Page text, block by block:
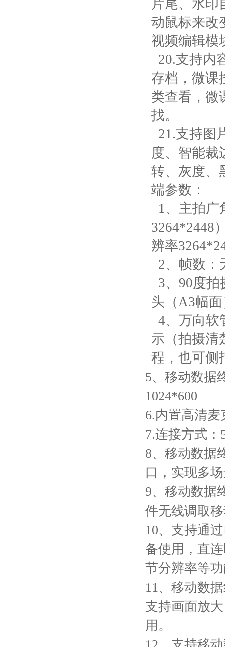
片尾、水印
动鼠标来改
视频编辑模
20.支持内
存档，微课
类查看，微
找。
21.支持图
度、智能裁
转、灰度、
端参数：
1、主拍广
3264*2448
辨率
2、帧数：
3、90度
头（A3幅
4、万向软
示（拍摄清
程，也可侧
5、移动数据
1024*600
6.内置高清
7.连接方式
8、移动数据
口，实现多
9、移动数据
件无线调取
10、支持通
备使用，直
节分辨率等
11、移动数
支持画面放
用。